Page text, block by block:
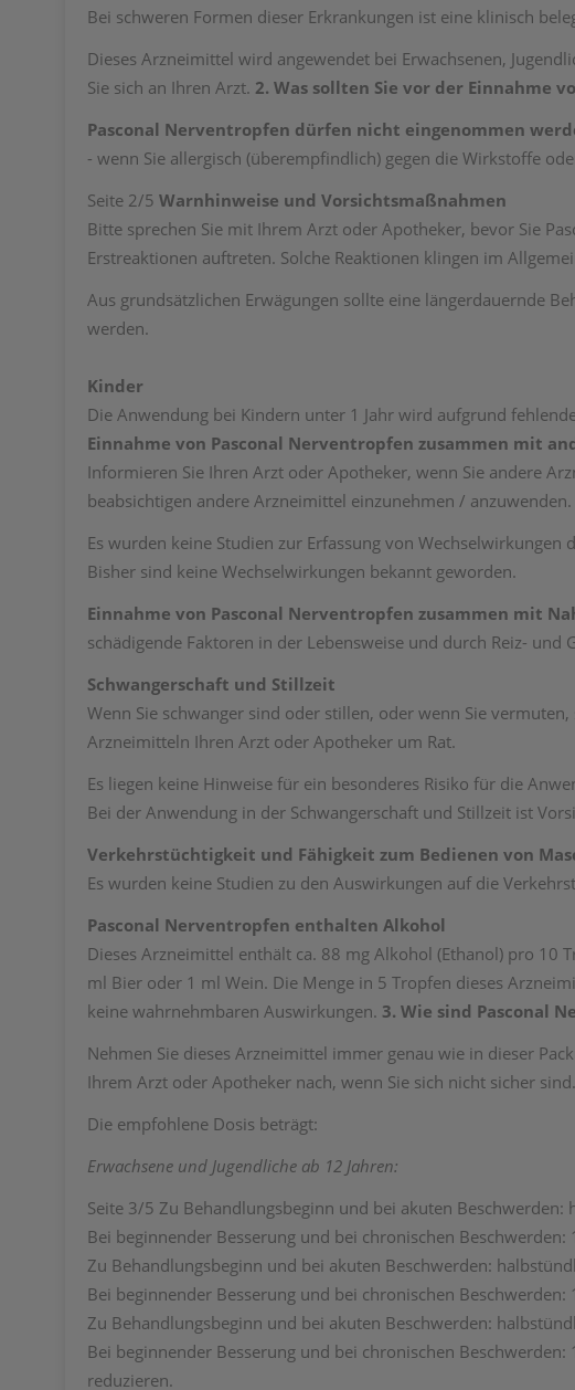
Bei schweren Formen dieser Erkrankungen ist eine klinisch
Dieses Arzneimittel wird angewendet bei Erwachsenen,
Sie sich an Ihren Arzt. 2. Was sollten Sie vor der Einnahme
Pasconal Nerventropfen dürfen nicht eingenommen
- wenn Sie allergisch (überempfindlich) gegen die Wirkstoffe
Seite 2/5 Warnhinweise und Vorsichtsmaßnahmen
Bitte sprechen Sie mit Ihrem Arzt oder Apotheker, bevor Sie
Erstreaktionen auftreten. Solche Reaktionen klingen im
Aus grundsätzlichen Erwägungen sollte eine längerdauernde
werden.
Kinder
Die Anwendung bei Kindern unter 1 Jahr wird aufgrund
Einnahme von Pasconal Nerventropfen zusammen mit
Informieren Sie Ihren Arzt oder Apotheker, wenn Sie andere
beabsichtigen andere Arzneimittel einzunehmen / anzuwenden.
Es wurden keine Studien zur Erfassung von Wechselwirkungen
Bisher sind keine Wechselwirkungen bekannt geworden.
Einnahme von Pasconal Nerventropfen zusammen mit
schädigende Faktoren in der Lebensweise und durch Reiz-
Schwangerschaft und Stillzeit
Wenn Sie schwanger sind oder stillen, oder wenn Sie
Arzneimitteln Ihren Arzt oder Apotheker um Rat.
Es liegen keine Hinweise für ein besonderes Risiko für die
Bei der Anwendung in der Schwangerschaft und Stillzeit ist
Verkehrstüchtigkeit und Fähigkeit zum Bedienen von
Es wurden keine Studien zu den Auswirkungen auf die
Pasconal Nerventropfen enthalten Alkohol
Dieses Arzneimittel enthält ca. 88 mg Alkohol (Ethanol) pro 10
ml Bier oder 1 ml Wein. Die Menge in 5 Tropfen dieses
keine wahrnehmbaren Auswirkungen. 3. Wie sind Pasconal
Nehmen Sie dieses Arzneimittel immer genau wie in dieser
Ihrem Arzt oder Apotheker nach, wenn Sie sich nicht sicher sind.
Die empfohlene Dosis beträgt:
Erwachsene und Jugendliche ab 12 Jahren:
Seite 3/5 Zu Behandlungsbeginn und bei akuten
Bei beginnender Besserung und bei chronischen
Zu Behandlungsbeginn und bei akuten Beschwerden:
Bei beginnender Besserung und bei chronischen Beschwerden:
Zu Behandlungsbeginn und bei akuten Beschwerden:
Bei beginnender Besserung und bei chronischen
reduzieren.